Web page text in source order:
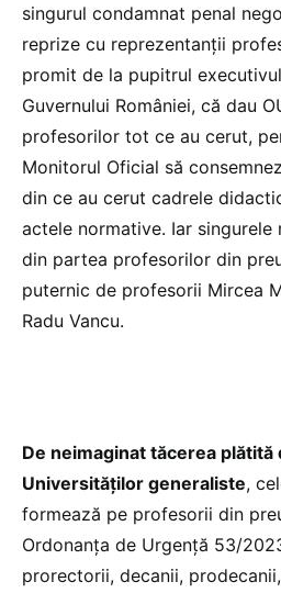
singurul condamnat penal
reprize cu reprezentanții
promit de la pupitrul
Guvernului României, că dau
profesorilor tot ce au cerut,
Monitorul Oficial să
din ce au cerut cadrele
actele normative. Iar
din partea profesorilor din
puternic de profesorii Mircea
Radu Vancu.
De neimaginat tăcerea plătită
Universităților generaliste,
formează pe profesorii din
Ordonanța de Urgență 53/
prorectorii, decanii,